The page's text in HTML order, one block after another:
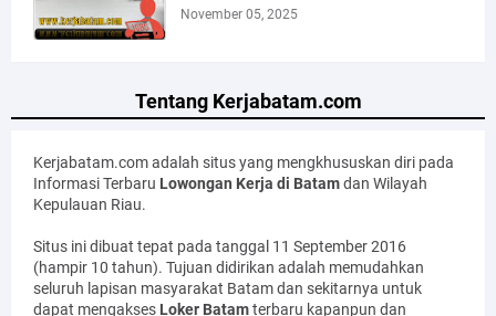
November 05, 2025
Tentang Kerjabatam.com
Kerjabatam.com adalah situs yang mengkhususkan diri pada
Informasi Terbaru Lowongan Kerja di Batamdan Wilayah
Kepulauan Riau.
Situs ini dibuat tepat pada tanggal 11 September 2016
(hampir 10 tahun). Tujuan didirikan adalah memudahkan
seluruh lapisan masyarakat Batam dan sekitarnya untuk
dapat mengakses Loker Batamterbaru kapanpun dan